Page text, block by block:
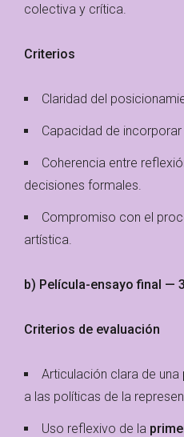
colectiva y crítica.
Criterios
Claridad del
Capacidad de
Coherencia entre
decisiones formales.
Compromiso con el
artística.
b) Película-ensayo final —
Criterios de evaluación
Articulación clara de una
a las políticas de la
Uso reflexivo de la